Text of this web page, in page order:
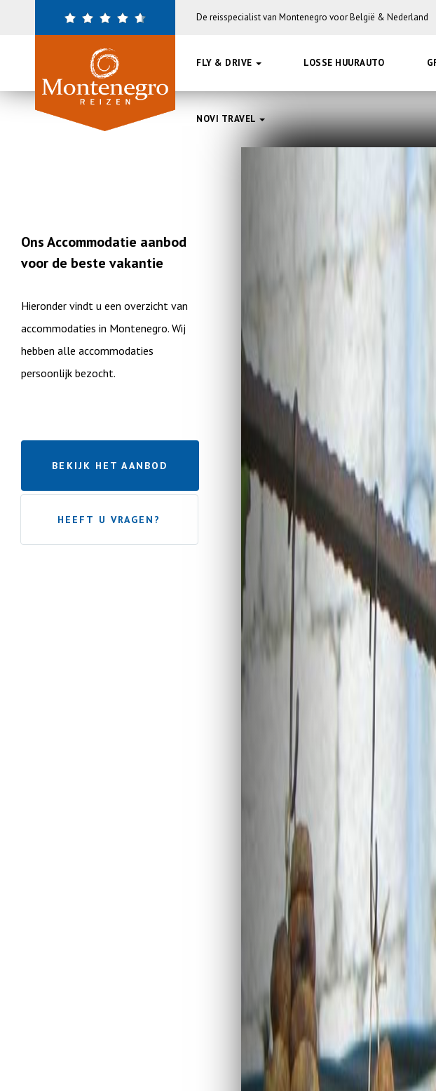
De reisspecialist van Montenegro voor België & Nederland
FLY & DRIVE LOSSE HUURAUTO
NOVI TRAVEL
Ons Accommodatie aanbod
voor de beste vakantie
Hieronder vindt u een overzicht van
accommodaties in Montenegro. Wij
hebben alle accommodaties
persoonlijk bezocht.
BEKIJK HET AANBOD
HEEFT U VRAGEN?